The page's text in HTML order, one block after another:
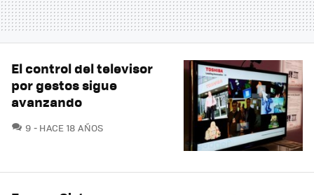
El control del televisor
por gestos sigue
avanzando
9 COMENTARIOS
HACE 18 AÑOS